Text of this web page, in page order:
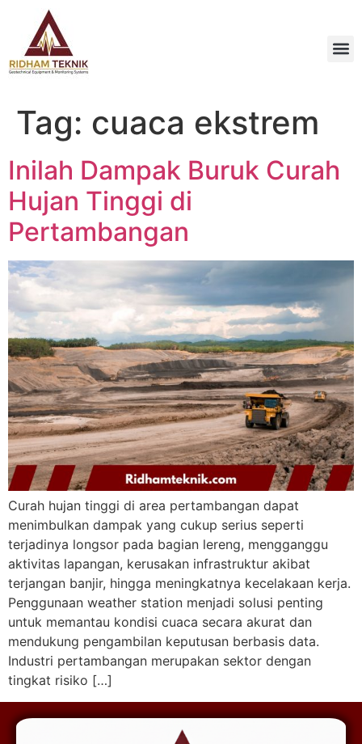
Tag: cuaca ekstrem
Inilah Dampak Buruk Curah
Hujan Tinggi di
Pertambangan
Curah hujan tinggi di area pertambangan dapat
menimbulkan dampak yang cukup serius seperti
terjadinya longsor pada bagian lereng, mengganggu
aktivitas lapangan, kerusakan infrastruktur akibat
terjangan banjir, hingga meningkatnya kecelakaan kerja.
Penggunaan weather station menjadi solusi penting
untuk memantau kondisi cuaca secara akurat dan
mendukung pengambilan keputusan berbasis data.
Industri pertambangan merupakan sektor dengan
tingkat risiko […]